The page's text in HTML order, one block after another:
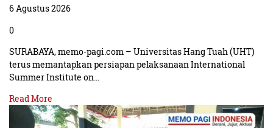
6 Agustus 2026
0
SURABAYA, memo-pagi.com – Universitas Hang Tuah (UHT)
terus memantapkan persiapan pelaksanaan International
Summer Institute on…
Read More